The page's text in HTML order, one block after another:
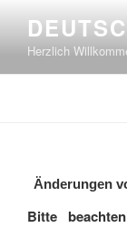
springenHerzlich
Änderungen
Bitte